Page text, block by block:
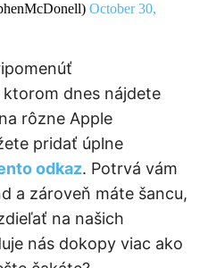
October 30,
ktorom dnes nájdete
rôzne Apple
pridať úplne
odkaz. Potrvá vám
a zároveň máte šancu,
na našich
nás dokopy viac ako